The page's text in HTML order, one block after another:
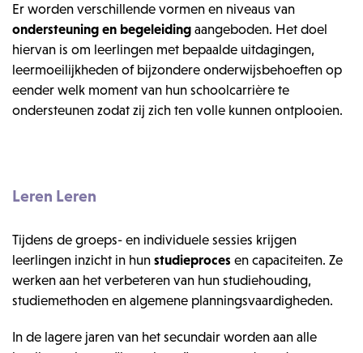
Er worden verschillende vormen en niveaus van
ondersteuning en begeleiding aangeboden. Het doel
hiervan is om leerlingen met bepaalde uitdagingen,
leermoeilijkheden of bijzondere onderwijsbehoeften op
eender welk moment van hun schoolcarrière te
ondersteunen zodat zij zich ten volle kunnen ontplooien.
Leren Leren
Tijdens de groeps- en individuele sessies krijgen
leerlingen inzicht in hun studieproces en capaciteiten. Ze
werken aan het verbeteren van hun studiehouding,
studiemethoden en algemene planningsvaardigheden.
In de lagere jaren van het secundair worden aan alle